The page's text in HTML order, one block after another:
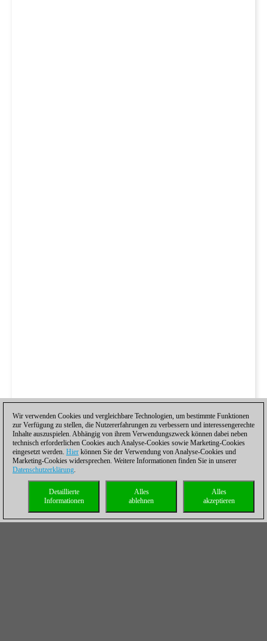
Wir verwenden Cookies und vergleichbare Technologien, um bestimmte Funktionen
zur Verfügung zu stellen, die Nutzererfahrungen zu verbessern und interessengerechte
Inhalte auszuspielen. Abhängig von ihrem Verwendungszweck können dabei neben
technisch erforderlichen Cookies auch Analyse-Cookies sowie Marketing-Cookies
eingesetzt werden. Hier können Sie der Verwendung von Analyse-Cookies und
Marketing-Cookies widersprechen. Weitere Informationen finden Sie in unserer
Datenschutzerklärung.
Alles
akzeptieren
Alles
ablehnen
Detaillierte
Informationen